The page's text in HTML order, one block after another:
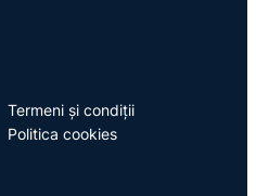
Termeni și condiții
Politica cookies